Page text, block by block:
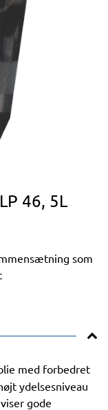
46, 5L
som
med forbedret
ydelsesniveau
gode